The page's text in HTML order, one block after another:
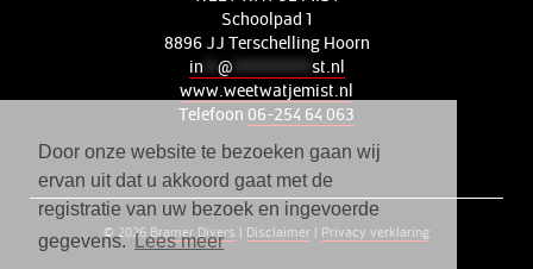
Door onze website te bezoeken gaan wij
ervan uit dat u akkoord gaat met de
registratie van uw bezoek en ingevoerde
gegevens.Lees meer
Schoolpad 1
8896 JJ Terschelling Hoorn
in
@
st.nl
www.weetwatjemist.nl
Telefoon 06-254 64 063
© 2026 Bramer Divers | Disclaimer | Privacy verklaring